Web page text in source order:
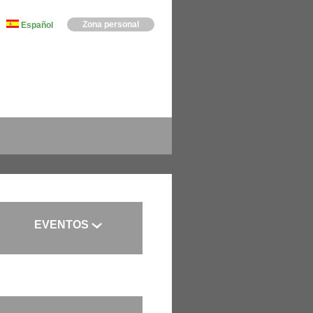
Zona personal
Español
EVENTOS